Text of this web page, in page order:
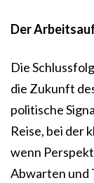
Der
Die
die Zukunft
politische
Reise, bei der
wenn
Abwarten und